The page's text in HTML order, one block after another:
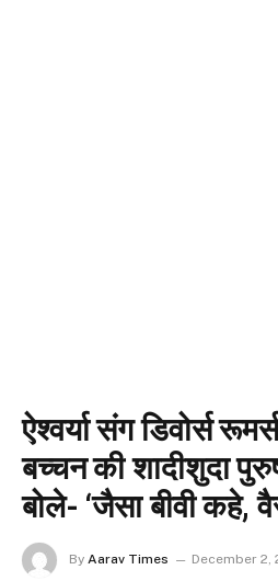
ऐश्वर्या संग डिवोर्स
बच्चन की शादीशुदा
बोले- ‘जैसा बीवी कहे,
By Aarav Times December 2,